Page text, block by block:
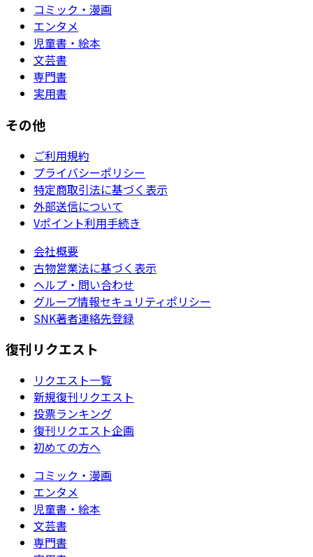
コミック・漫画
エンタメ
児童書・絵本
文芸書
専門書
実用書
その他
ご利用規約
プライバシーポリシー
特定商取引法に基づく表示
外部送信について
Vポイント利用手続き
会社概要
古物営業法に基づく表示
ヘルプ・問い合わせ
グループ情報セキュリティポリシー
SNK著者連絡先登録
復刊リクエスト
リクエスト一覧
新規復刊リクエスト
投票ランキング
復刊リクエスト企画
初めての方へ
コミック・漫画
エンタメ
児童書・絵本
文芸書
専門書